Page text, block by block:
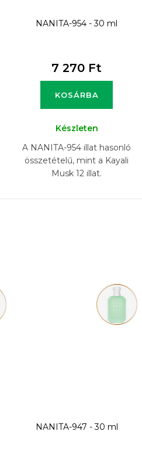
NANITA-954 - 30 ml
7 270 Ft
KOSÁRBA
Készleten
A NANITA-954 illat hasonló
összetételű, mint a Kayali
Musk 12 illat.
NANITA-947 - 30 ml